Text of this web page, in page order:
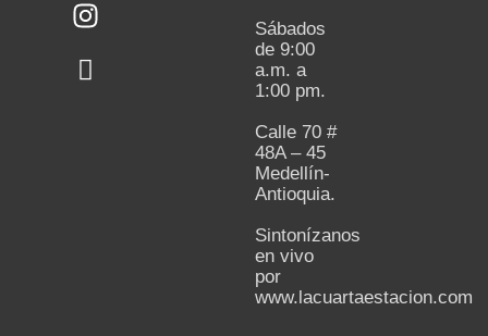
Sábados
de 9:00
a.m. a
1:00 pm.
Calle 70 #
48A – 45
Medellín-
Antioquia.
Sintonízanos
en vivo
por
www.lacuartaestacion.com